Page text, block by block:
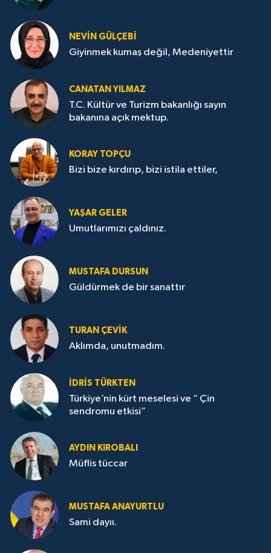
NEVİN GÜLÇEBİ
Giyinmek kumaş değil, Medeniyettir
CANATAN YILMAZ
T.C. Kültür ve Turizm bakanlığı sayın
bakanına açık mektup.
KORAY TOPÇU
Bizi bize kırdırıp, bizi istila ettiler,
YAŞAR GELER
Umutlarımızı çaldınız.
MUSTAFA DURSUN
Güldürmek de bir sanattır
TURAN ÇEVİK
Aklımda, unutmadım.
İDRİS TÜRKTEN
Türkiye’nin kürt meselesi ve “ Çin
sendromu etkisi”
AYDIN KIROBALI
Müflis tüccar
MUSTAFA ANAYURTLU
Sami dayıı.